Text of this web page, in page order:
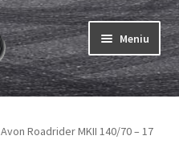
Meniu
menu
Avon Roadrider MKII 140/70 – 17